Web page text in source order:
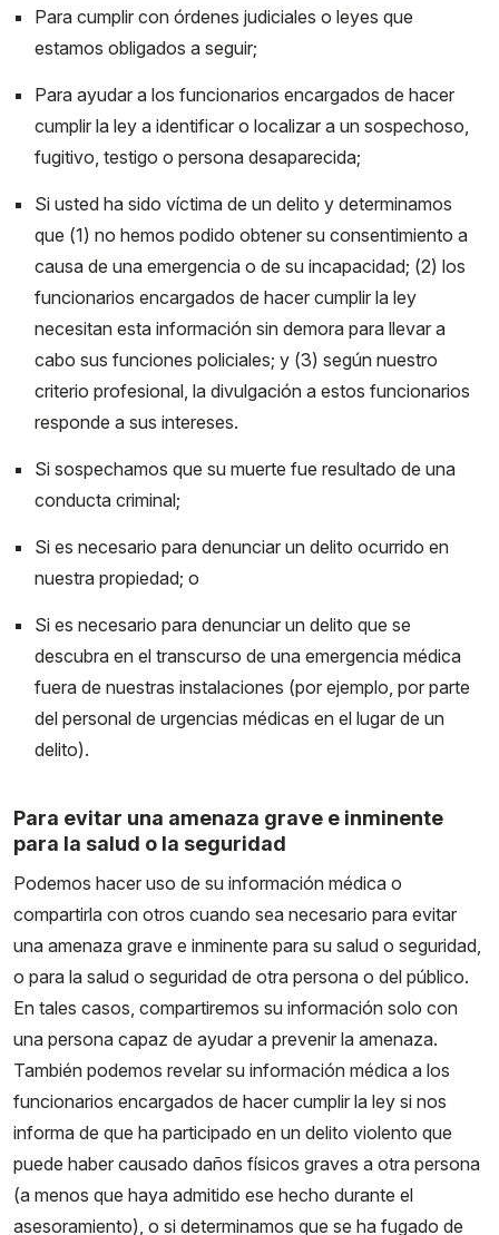
Para cumplir con órdenes judiciales o leyes que
estamos obligados a seguir;
Para ayudar a los funcionarios encargados de hacer
cumplir la ley a identificar o localizar a un sospechoso,
fugitivo, testigo o persona desaparecida;
Si usted ha sido víctima de un delito y determinamos
que (1) no hemos podido obtener su consentimiento a
causa de una emergencia o de su incapacidad; (2) los
funcionarios encargados de hacer cumplir la ley
necesitan esta información sin demora para llevar a
cabo sus funciones policiales; y (3) según nuestro
criterio profesional, la divulgación a estos funcionarios
responde a sus intereses.
Si sospechamos que su muerte fue resultado de una
conducta criminal;
Si es necesario para denunciar un delito ocurrido en
nuestra propiedad; o
Si es necesario para denunciar un delito que se
descubra en el transcurso de una emergencia médica
fuera de nuestras instalaciones (por ejemplo, por parte
del personal de urgencias médicas en el lugar de un
delito).
Para evitar una amenaza grave e inminente
para la salud o la seguridad
Podemos hacer uso de su información médica o
compartirla con otros cuando sea necesario para evitar
una amenaza grave e inminente para su salud o seguridad,
o para la salud o seguridad de otra persona o del público.
En tales casos, compartiremos su información solo con
una persona capaz de ayudar a prevenir la amenaza.
También podemos revelar su información médica a los
funcionarios encargados de hacer cumplir la ley si nos
informa de que ha participado en un delito violento que
puede haber causado daños físicos graves a otra persona
(a menos que haya admitido ese hecho durante el
asesoramiento), o si determinamos que se ha fugado de